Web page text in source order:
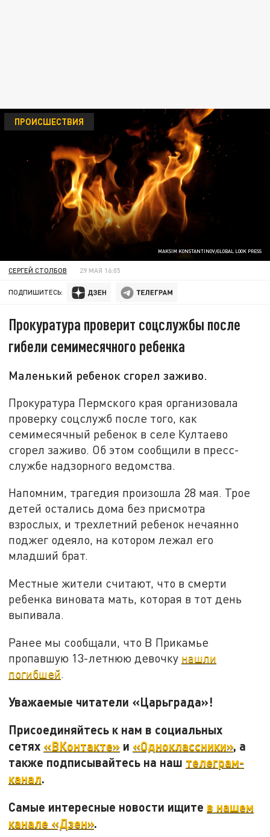
MAKSIM KONSTANTINOV/GLOBAL LOOK PRESS
ПРОИСШЕСТВИЯ
СЕРГЕЙ СТОЛБОВ 29 МАЯ 16:05
ПОДПИШИТЕСЬ:
Прокуратура проверит соцслужбы после
гибели семимесячного ребенка
Маленький ребенок сгорел заживо.
Прокуратура Пермского края организовала
проверку соцслужб после того, как
семимесячный ребенок в селе Култаево
сгорел заживо. Об этом сообщили в пресс-
службе надзорного ведомства.
Напомним, трагедия произошла 28 мая. Трое
детей остались дома без присмотра
взрослых, и трехлетний ребенок нечаянно
поджег одеяло, на котором лежал его
младший брат.
Местные жители считают, что в смерти
ребенка виновата мать, которая в тот день
выпивала.
Ранее мы сообщали, что В Прикамье
пропавшую 13-летнюю девочку нашли
погибшей.
Уважаемые читатели «Царьграда»!
Присоединяйтесь к нам в социальных
сетях «ВКонтакте» и «Одноклассники», а
также подписывайтесь на наш телеграм-
канал.
Самые интересные новости ищите в нашем
канале «Дзен».